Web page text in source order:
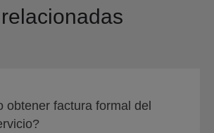
obtener factura formal del